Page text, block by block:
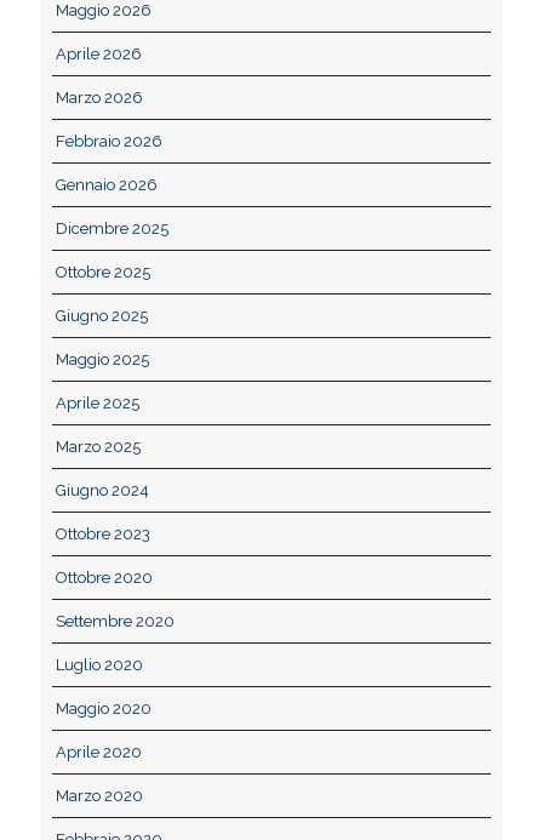
Maggio 2026
Aprile 2026
Marzo 2026
Febbraio 2026
Gennaio 2026
Dicembre 2025
Ottobre 2025
Giugno 2025
Maggio 2025
Aprile 2025
Marzo 2025
Giugno 2024
Ottobre 2023
Ottobre 2020
Settembre 2020
Luglio 2020
Maggio 2020
Aprile 2020
Marzo 2020